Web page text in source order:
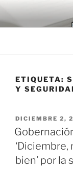
Saltar
al
contenido
ETIQUETA:
Y
PUBLICADO
EL
DICIEMBRE 2,
bien’ por la